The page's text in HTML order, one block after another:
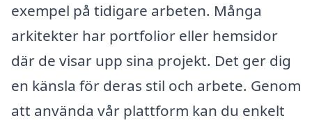
exempel på tidigare arbeten. Många
arkitekter har portfolior eller hemsidor
där de visar upp sina projekt. Det ger dig
en känsla för deras stil och arbete. Genom
att använda vår plattform kan du enkelt